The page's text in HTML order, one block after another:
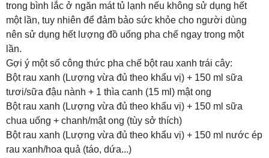
trong bình lắc ở ngăn mát tủ lạnh nếu không sử dụng hết
một lần, tuy nhiên để đảm bảo sức khỏe cho người dùng
nên sử dụng hết lượng đồ uống pha chế ngay trong một
lần.
Gợi ý một số công thức pha chế bột rau xanh trái cây:
Bột rau xanh (Lượng vừa đủ theo khẩu vị) + 150 ml sữa
tươi/sữa đậu nành + 1 thìa canh (15 ml) mật ong
Bột rau xanh (Lượng vừa đủ theo khẩu vị) + 150 ml sữa
chua uống + chanh/mật ong (tùy sở thích)
Bột rau xanh (Lượng vừa đủ theo khẩu vị) + 150 ml nước ép
rau xanh/hoa quả (táo, dứa...)